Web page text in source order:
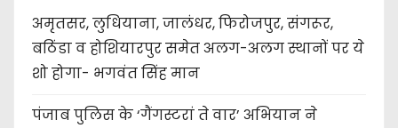
अमृतसर, लुधियाना, जालंधर, फिरोजपुर, संगरूर,
बठिंडा व होशियारपुर समेत अलग-अलग स्थानों पर ये
शो होगा- भगवंत सिंह मान
पंजाब पुलिस के ‘गैंगस्टरां ते वार’ अभियान ने